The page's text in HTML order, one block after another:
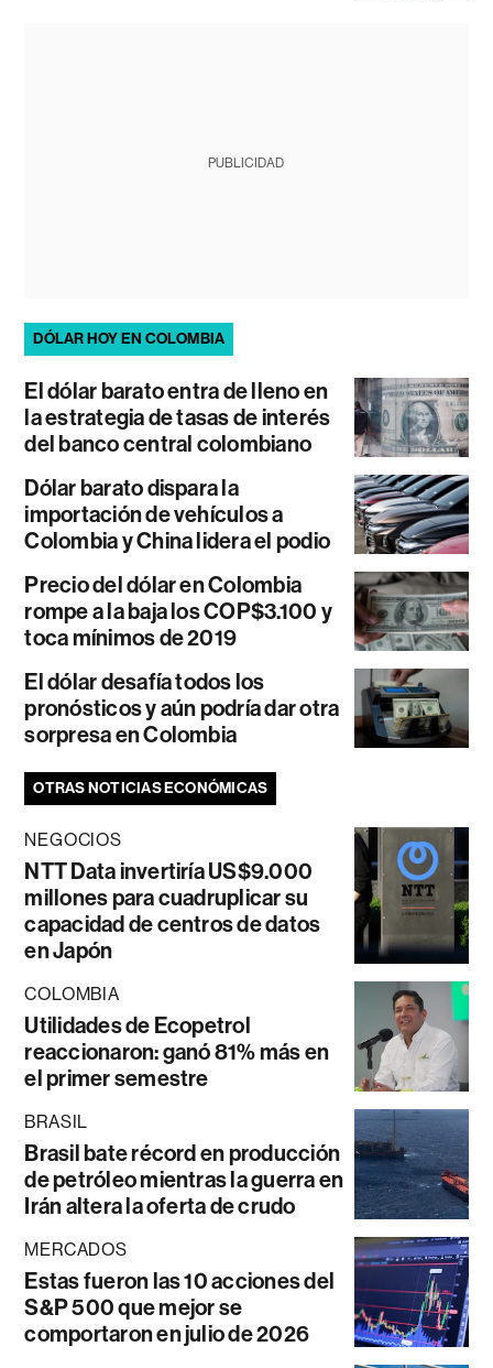
PUBLICIDAD
DÓLAR HOY EN COLOMBIA
El dólar barato entra de lleno en
la estrategia de tasas de interés
del banco central colombiano
Dólar barato dispara la
importación de vehículos a
Colombia y China lidera el podio
Precio del dólar en Colombia
rompe a la baja los COP$3.100 y
toca mínimos de 2019
El dólar desafía todos los
pronósticos y aún podría dar otra
sorpresa en Colombia
OTRAS NOTICIAS ECONÓMICAS
NEGOCIOS
NTT Data invertiría US$9.000
millones para cuadruplicar su
capacidad de centros de datos
en Japón
COLOMBIA
Utilidades de Ecopetrol
reaccionaron: ganó 81% más en
el primer semestre
BRASIL
Brasil bate récord en producción
de petróleo mientras la guerra en
Irán altera la oferta de crudo
MERCADOS
Estas fueron las 10 acciones del
S&P 500 que mejor se
comportaron en julio de 2026